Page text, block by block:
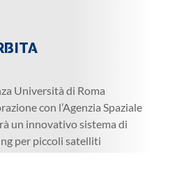
Università di Roma
con l’Agenzia Spaziale
un innovativo sistema di
per piccoli satelliti